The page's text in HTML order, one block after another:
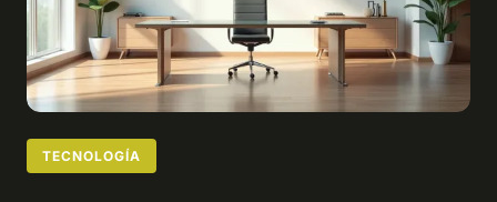
TECNOLOGÍA